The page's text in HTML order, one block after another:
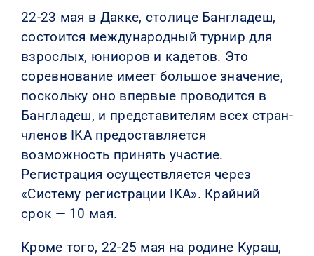
22-23 мая в Дакке, столице Бангладеш,
состоится международный турнир для
взрослых, юниоров и кадетов. Это
соревнование имеет большое значение,
поскольку оно впервые проводится в
Бангладеш, и представителям всех стран-
членов IKA предоставляется
возможность принять участие.
Регистрация осуществляется через
«Систему регистрации IKA». Крайний
срок — 10 мая.
Кроме того, 22-25 мая на родине Кураш,